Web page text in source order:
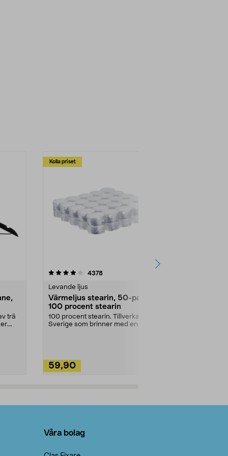
trä
Kolla priset
4378recensioner
Levande ljus
Värmeljus stearin, 50-pack,
100 procent stearin
100 procent stearin. Tillverkade i
Sverige som brinner med en
59,90
4.5av 5 stjärnor
Våra bolag